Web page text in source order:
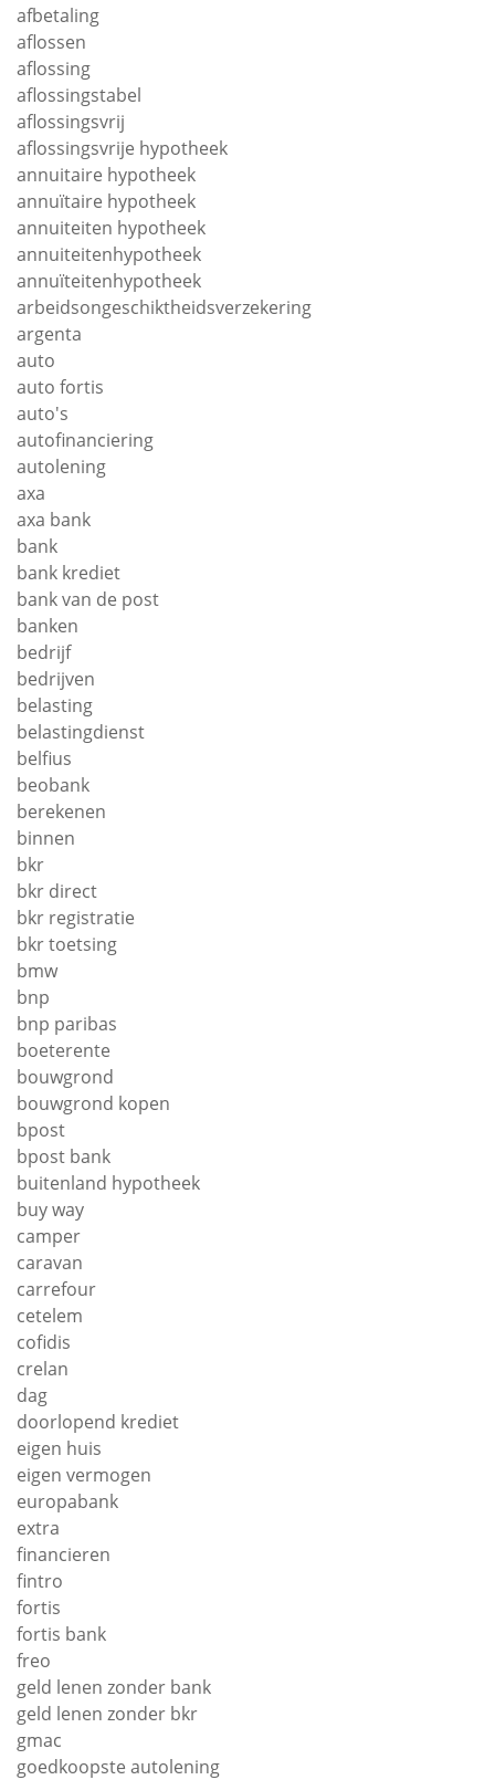
afbetaling
aflossen
aflossing
aflossingstabel
aflossingsvrij
aflossingsvrije hypotheek
annuitaire hypotheek
annuïtaire hypotheek
annuiteiten hypotheek
annuiteitenhypotheek
annuïteitenhypotheek
arbeidsongeschiktheidsverzekering
argenta
auto
auto fortis
auto's
autofinanciering
autolening
axa
axa bank
bank
bank krediet
bank van de post
banken
bedrijf
bedrijven
belasting
belastingdienst
belfius
beobank
berekenen
binnen
bkr
bkr direct
bkr registratie
bkr toetsing
bmw
bnp
bnp paribas
boeterente
bouwgrond
bouwgrond kopen
bpost
bpost bank
buitenland hypotheek
buy way
camper
caravan
carrefour
cetelem
cofidis
crelan
dag
doorlopend krediet
eigen huis
eigen vermogen
europabank
extra
financieren
fintro
fortis
fortis bank
freo
geld lenen zonder bank
geld lenen zonder bkr
gmac
goedkoopste autolening